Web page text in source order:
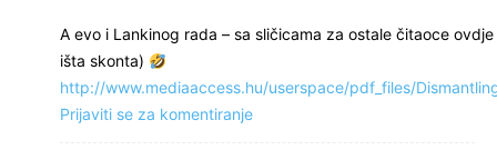
A evo i Lankinog rada – sa sličicama za ostale čitaoce
išta skonta)
http://www.mediaaccess.hu/userspace/pdf_files/
Prijaviti se za komentiranje